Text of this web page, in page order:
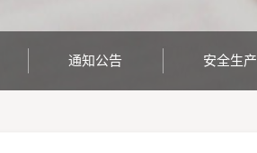
通知公告 安全生产